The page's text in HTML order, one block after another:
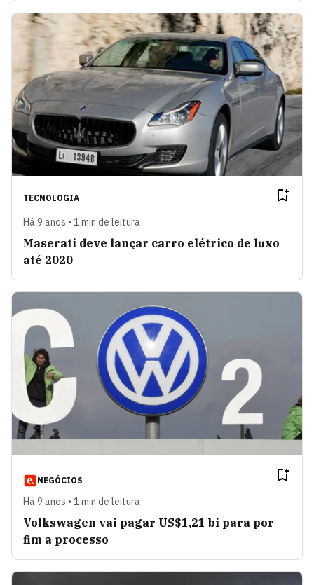
TECNOLOGIA
Há 9 anos • 1 min de leitura
Maserati deve lançar carro elétrico de luxo
até 2020
NEGÓCIOS
Há 9 anos • 1 min de leitura
Volkswagen vai pagar US$1,21 bi para por
fim a processo